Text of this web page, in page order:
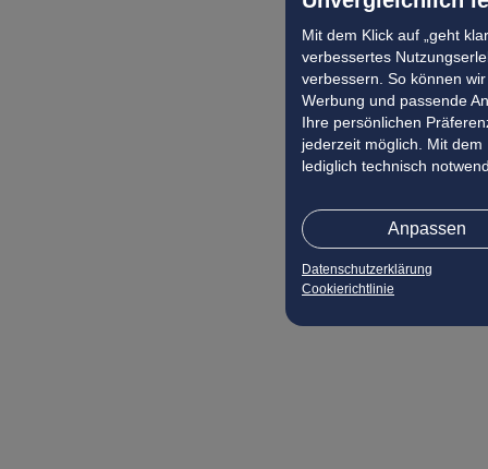
Mit dem Klick auf „geht
verbessertes
verbessern. So können
Werbung und passende
Ihre persönlichen
jederzeit möglich. Mit dem
lediglich technisch
Anpassen
Datenschutzerklärung
Cookierichtlinie